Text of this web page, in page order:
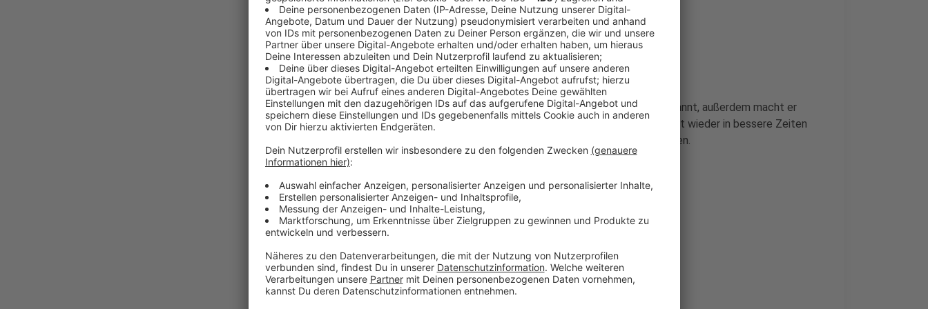
Massimos Agenda für Leverkusen
Anzeige
Einigen ist Massimo vielleicht aus der Daily Soap Köln 50667 bekannt, außerdem macht er
auch Musik. Der gebürtige Leverkusener gibt an, er wolle die Stadt wieder in bessere Zeiten
führen und sich vor allem für Kinder und ältere Menschen einsetzen.
Weitere Meldungen aus Leverkusen
Anzeige
Uwe Richrath kandidiert wieder zum Oberbürgermeister